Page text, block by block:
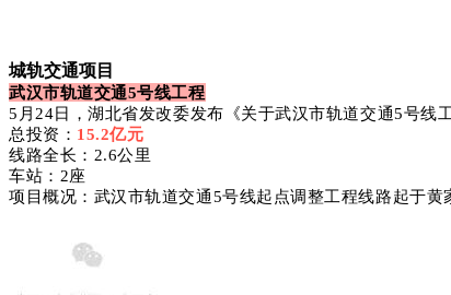
城轨交通项目
武汉市轨道交通5号线工程
5月24日，湖北省发改委发布《关于武汉市轨道交通5号线
总投资： 15.2亿元
线路全长：2.6公里
车站：2座
项目概况：武汉市轨道交通5号线起点调整工程线路起于